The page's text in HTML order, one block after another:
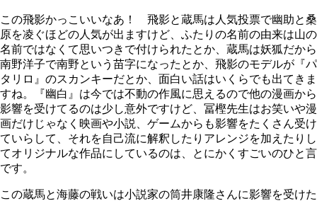
この飛影かっこいいなあ！ 飛影と蔵馬は人気投票で幽助と桑
原を凌ぐほどの人気が出ますけど、ふたりの名前の由来は山の
名前ではなくて思いつきで付けられたとか、蔵馬は妖狐だから
南野洋子で南野という苗字になったとか、飛影のモデルが『パ
タリロ』のスカンキーだとか、面白い話はいくらでも出てきま
すね。『幽白』は今では不動の作風に思えるので他の漫画から
影響を受けてるのは少し意外ですけど、冨樫先生はお笑いや漫
画だけじゃなく映画や小説、ゲームからも影響をたくさん受け
ていらして、それを自己流に解釈したりアレンジを加えたりし
てオリジナルな作品にしているのは、とにかくすごいのひと言
です。
この蔵馬と海藤の戦いは小説家の筒井康隆さんに影響を受けた